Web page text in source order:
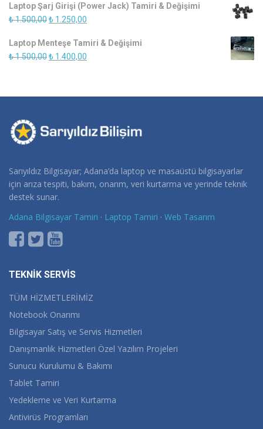
₺ 900,00.fiyat:
₺ 750,00.
Laptop Şarj Girişi (Power Jack) Tamiri & Değişimi
₺1.500,00Orijinal
₺ 1.500,00.
₺ 1.250,00
fiyat:
₺ 1.250,00.
Laptop Menteşe Tamiri & Değişimi
₺1.500,00Orijinal
₺ 1.400,00
₺ 1.400,00.
Sarıyıldız Bilgisayar; Adana’da laptop ve masaüstü bilgisayarlar
için arıza tespiti, bakım, onarım, veri kurtarma ve yerinde teknik
destek sunar.
Adana Bilgisayar Tamiri · Laptop Tamiri · Web Tasarım
TEKNİK SERVİS
TÜM HİZMETLERİMİZ
Notebook Onarımı
Bilgisayar Satış ve Servis Hizmetleri
Danışmanlık Hizmetleri Özel Yazılım Projeleri
Sunucu Kurulumu & Bakımı
Tablet Tamiri
Yedekleme ve Veri Kurtarma
Antivirüs Programları